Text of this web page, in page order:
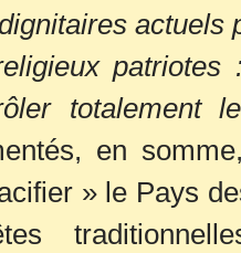
actuels
patriotes
totalement
en
» le Pays